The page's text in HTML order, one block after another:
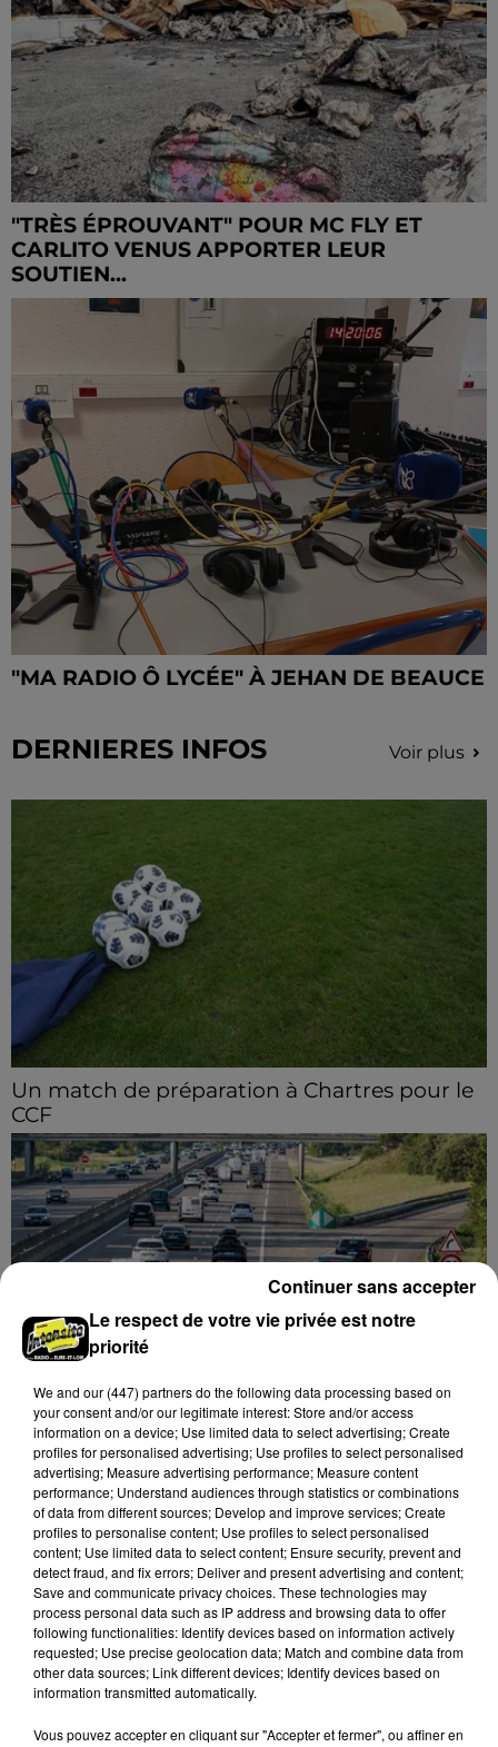
"TRÈS ÉPROUVANT" POUR MC FLY ET
CARLITO VENUS APPORTER LEUR
SOUTIEN...
"MA RADIO Ô LYCÉE" À JEHAN DE BEAUCE
DERNIERES INFOS Voir plus
Un match de préparation à Chartres pour le
CCF
Le C'Chartres Football reçoit, samedi 8 août les U19
Nationaux de l’US Orléans.
Bison Futé : un samedi rouge sur les routes
C'est l'un des week-ends les plus chargés de l'été,
avec des départs aussi importants que les retours.
A LA UNE Voir plus
Le respect de votre vie privée est notre
priorité
We and our (447) partnersdo the following data processing based on
your consent and/or our legitimate interest: Store and/or access
information on a device; Use limited data to select advertising; Create
profiles for personalised advertising; Use profiles to select personalised
advertising; Measure advertising performance; Measure content
performance; Understand audiences through statistics or combinations
of data from different sources; Develop and improve services; Create
profiles to personalise content; Use profiles to select personalised
content; Use limited data to select content; Ensure security, prevent and
detect fraud, and fix errors; Deliver and present advertising and content;
Save and communicate privacy choices. These technologies may
process personal data such as IP address and browsing data to offer
following functionalities: Identify devices based on information actively
requested; Use precise geolocation data; Match and combine data from
other data sources; Link different devices; Identify devices based on
information transmitted automatically.
Vous pouvez accepter en cliquant sur "Accepter et fermer", ou affiner en
Continuer sans accepter